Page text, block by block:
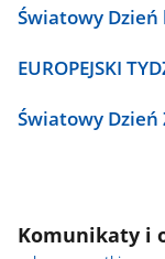
Światowy
EUROPEJSKI
Światowy
Komunikaty i